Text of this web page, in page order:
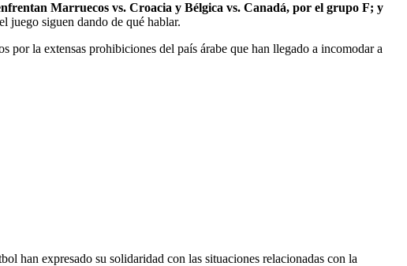
Marruecos vs. Croacia y Bélgica vs. Canadá, por el grupo F; y
juego siguen dando de qué hablar.
por la extensas prohibiciones del país árabe que han llegado a incomodar a
han expresado su solidaridad con las situaciones relacionadas con la